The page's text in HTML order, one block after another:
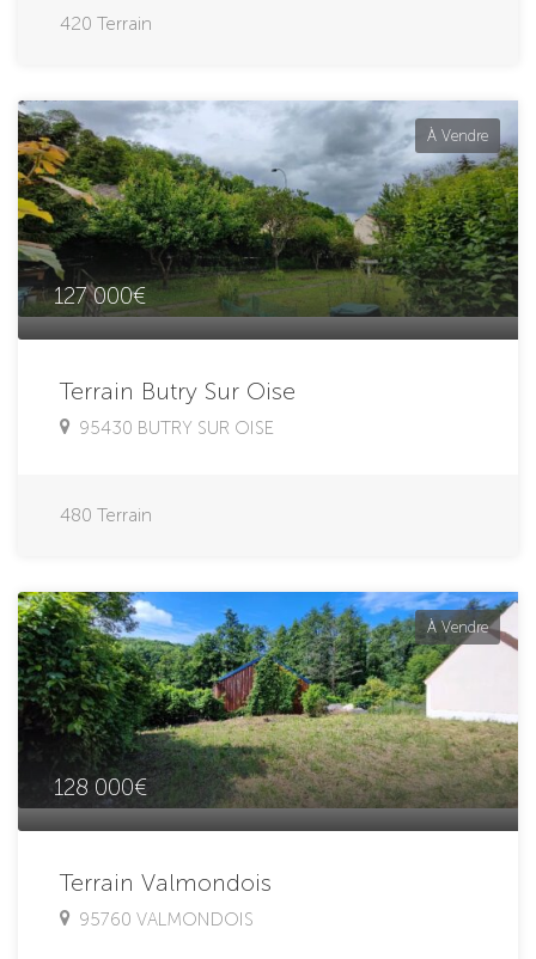
420 Terrain
À Vendre
127 000€
Terrain Butry Sur Oise
95430 BUTRY SUR OISE
480 Terrain
À Vendre
128 000€
Terrain Valmondois
95760 VALMONDOIS